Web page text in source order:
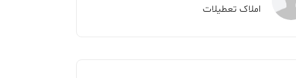
املاک تعطیلات